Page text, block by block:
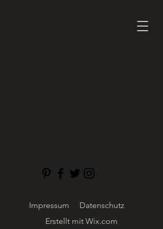
Impressum
Datenschutz
Erstellt mit Wix.com